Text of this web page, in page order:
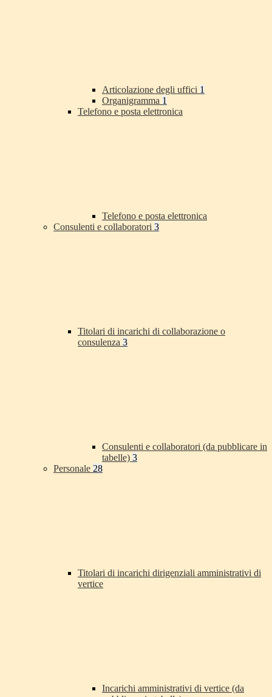
Articolazione degli uffici 1
Organigramma 1
Telefono e posta elettronica
Telefono e posta elettronica
Consulenti e collaboratori 3
Titolari di incarichi di collaborazione o
consulenza 3
Consulenti e collaboratori (da pubblicare in
tabelle) 3
Personale 28
Titolari di incarichi dirigenziali amministrativi di
vertice
Incarichi amministrativi di vertice (da